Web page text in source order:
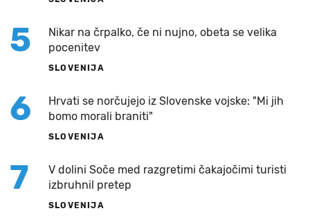
5
Nikar na črpalko, če ni nujno, obeta se velika
pocenitev
SLOVENIJA
6
Hrvati se norčujejo iz Slovenske vojske: "Mi jih
bomo morali braniti"
SLOVENIJA
7
V dolini Soče med razgretimi čakajočimi turisti
izbruhnil pretep
SLOVENIJA